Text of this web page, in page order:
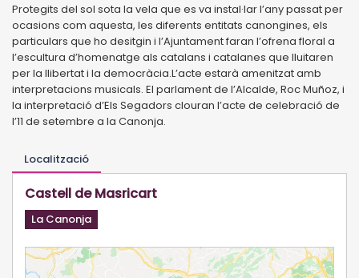
Protegits del sol sota la vela que es va instal·lar l’any passat per
ocasions com aquesta, les diferents entitats canongines, els
particulars que ho desitgin i l’Ajuntament faran l’ofrena floral a
l’escultura d’homenatge als catalans i catalanes que lluitaren
per la llibertat i la democràcia.L’acte estarà amenitzat amb
interpretacions musicals. El parlament de l’Alcalde, Roc Muñoz, i
la interpretació d’Els Segadors clouran l’acte de celebració de
l’11 de setembre a la Canonja.
Localització
Castell de Masricart
La Canonja